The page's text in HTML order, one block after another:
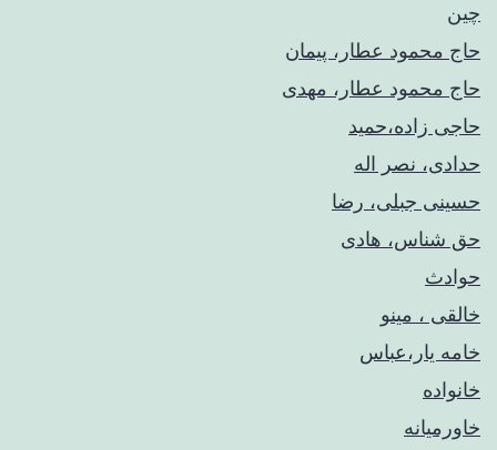
چین
حاج محمود عطار، پیمان
حاج محمود عطار، مهدی
حاجی زاده،حمید
حدادی، نصر اله
حسینی جبلی، رضا
حق شناس، هادی
حوادث
خالقی ، مینو
خامه یار،عباس
خانواده
خاورمیانه